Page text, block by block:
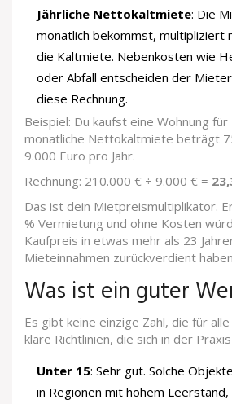
Jährliche Nettokaltmiete: Die
monatlich bekommst, multipliziert
die Kaltmiete. Nebenkosten wie
oder Abfall entscheiden der
diese Rechnung.
Beispiel: Du kaufst eine Wohnung
monatliche Nettokaltmiete beträgt
9.000 Euro pro Jahr.
Rechnung: 210.000 € ÷ 9.000 € =
Das ist dein Mietpreismultiplikator.
% Vermietung und ohne Kosten
Kaufpreis in etwas mehr als 23
Mieteinnahmen zurückverdient
Was ist ein guter
Es gibt keine einzige Zahl, die für
klare Richtlinien, die sich in der
Unter 15: Sehr gut. Solche
in Regionen mit hohem